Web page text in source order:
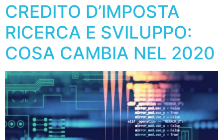
CREDITO D’IMPOSTA
RICERCA E SVILUPPO:
COSA CAMBIA NEL 2020